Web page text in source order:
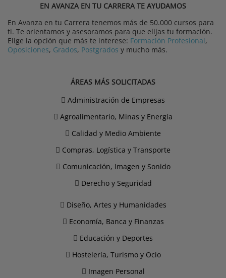
EN AVANZA EN TU CARRERA TE AYUDAMOS
En Avanza en tu Carrera tenemos más de 50.000 cursos para
ti. Te orientamos y asesoramos para que elijas tu formación.
Elige la opción que más te interese: Formación Profesional,
Oposiciones, Grados, Postgrados y mucho más.
ÁREAS MÁS SOLICITADAS
Administración de Empresas
Agroalimentario, Minas y Energía
Calidad y Medio Ambiente
Compras, Logística y Transporte
Comunicación, Imagen y Sonido
Derecho y Seguridad
Diseño, Artes y Humanidades
Economía, Banca y Finanzas
Educación y Deportes
Hostelería, Turismo y Ocio
Imagen Personal